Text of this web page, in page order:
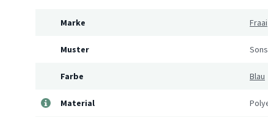
Marke Fraai
Muster
Farbe Blau
Material